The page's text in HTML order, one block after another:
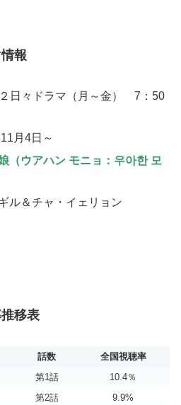
報
日々ドラマ（月～金） 7：50
月4日～
（ウアハン モニョ：우아한 모
ル＆チャ・イェリョン
移表
話数
全国視聴率
第1話
10.4％
第2話
9.9%